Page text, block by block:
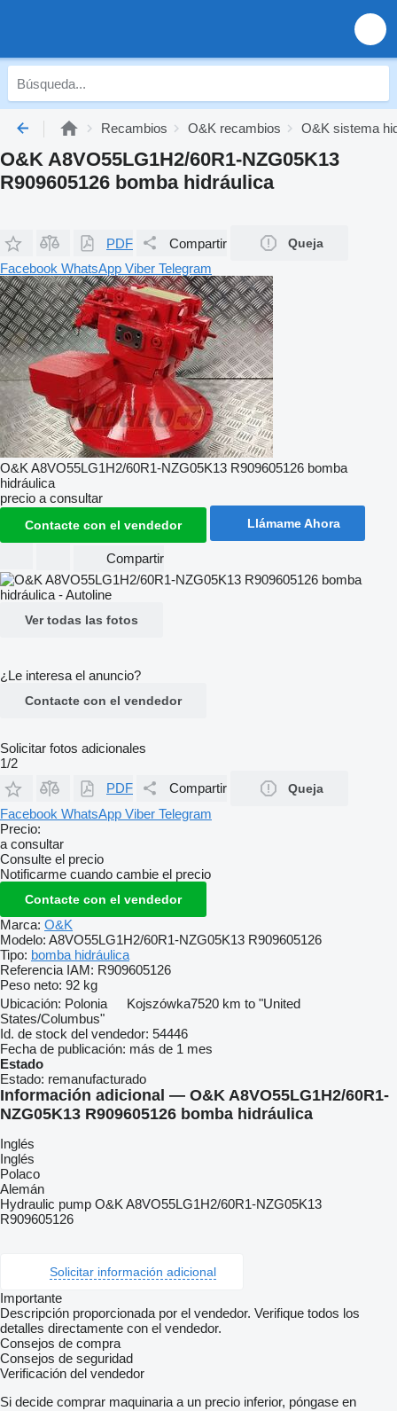
Recambios O&K recambios O&K sistema
O&K A8VO55LG1H2/60R1-NZG05K13
R909605126 bomba hidráulica
PDF Compartir Queja
Facebook WhatsApp Viber Telegram
O&K A8VO55LG1H2/60R1-NZG05K13 R909605126 bomba
hidráulica
precio a consultar
Contacte con el vendedor Llámame Ahora
Compartir
Ver todas las fotos
¿Le interesa el anuncio?
Contacte con el vendedor
Solicitar fotos adicionales
1/2
PDF
Compartir Queja
Facebook WhatsApp Viber Telegram
Precio:
a consultar
Consulte el precio
Notificarme cuando cambie el precio
Contacte con el vendedor
Marca: O&K
Modelo: A8VO55LG1H2/60R1-NZG05K13 R909605126
Tipo: bomba hidráulica
Referencia IAM: R909605126
Peso neto: 92 kg
Ubicación: Polonia Kojszówka7520 km to "United
States/Columbus"
Id. de stock del vendedor: 54446
Fecha de publicación: más de 1 mes
Estado
Estado: remanufacturado
Información adicional — O&K A8VO55LG1H2/60R1-
NZG05K13 R909605126 bomba hidráulica
Inglés
Inglés
Polaco
Alemán
Hydraulic pump O&K A8VO55LG1H2/60R1-NZG05K13
R909605126
Solicitar información adicional
Importante
Descripción proporcionada por el vendedor. Verifique todos los
detalles directamente con el vendedor.
Consejos de compra
Consejos de seguridad
Verificación del vendedor
Si decide comprar maquinaria a un precio inferior, póngase en